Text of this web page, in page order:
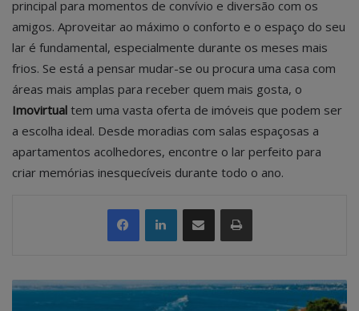
principal para momentos de convívio e diversão com os
amigos. Aproveitar ao máximo o conforto e o espaço do seu
lar é fundamental, especialmente durante os meses mais
frios. Se está a pensar mudar-se ou procura uma casa com
áreas mais amplas para receber quem mais gosta, o
Imovirtual tem uma vasta oferta de imóveis que podem ser
a escolha ideal. Desde moradias com salas espaçosas a
apartamentos acolhedores, encontre o lar perfeito para
criar memórias inesquecíveis durante todo o ano.
Partilhar Via Email Imprimir